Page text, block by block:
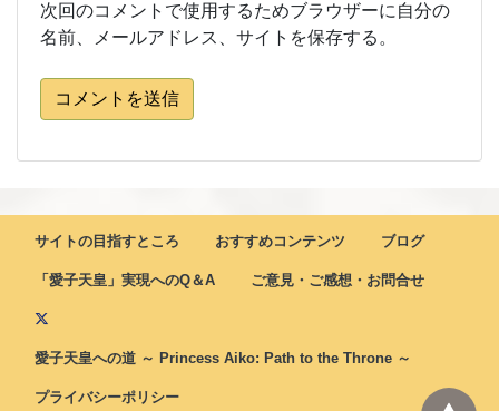
次回のコメントで使用するためブラウザーに自分の
名前、メールアドレス、サイトを保存する。
コメントを送信
サイトの目指すところ おすすめコンテンツ ブログ
「愛子天皇」実現へのQ＆A ご意見・ご感想・お問合せ
愛子天皇への道 ～ Princess Aiko: Path to the Throne ～
プライバシーポリシー